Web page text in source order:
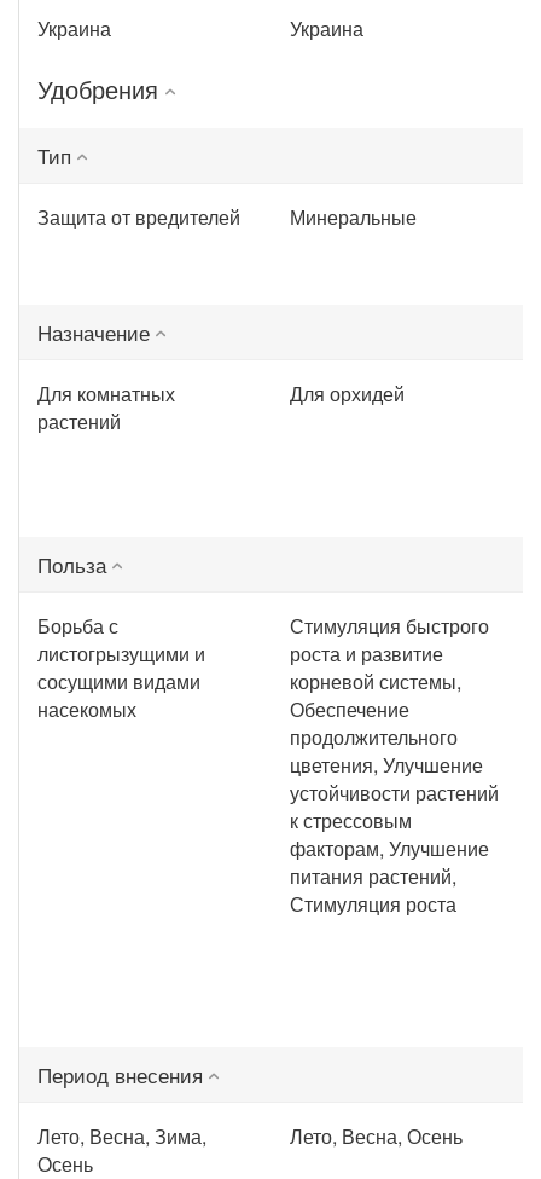
Украина Украина
Удобрения
Тип
Защита от вредителей Минеральные
Назначение
Для комнатных
растений
Для орхидей
Польза
Борьба с
листогрызущими и
сосущими видами
насекомых
Стимуляция быстрого
роста и развитие
корневой системы,
Обеспечение
продолжительного
цветения, Улучшение
устойчивости растений
к стрессовым
факторам, Улучшение
питания растений,
Стимуляция роста
Период внесения
Лето, Весна, Зима,
Осень
Лето, Весна, Осень